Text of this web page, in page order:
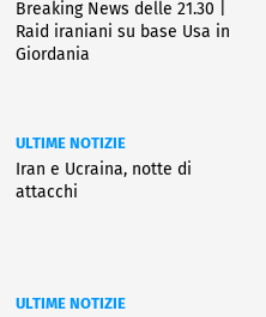
Breaking News delle 21.30 |
Raid iraniani su base Usa in
Giordania
ULTIME NOTIZIE
Iran e Ucraina, notte di
attacchi
ULTIME NOTIZIE